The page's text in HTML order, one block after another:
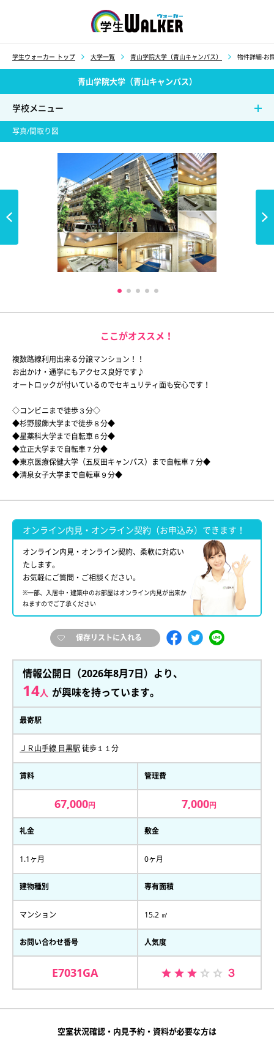
学生ウォーカー トップ 大学一覧 青山学院大学（青山キャンパス） 物件詳細-お
青山学院大学（青山キャンパス）
学校メニュー
写真/間取り図
ここがオススメ！
複数路線利用出来る分譲マンション！！
お出かけ・通学にもアクセス良好です♪
オートロックが付いているのでセキュリティ面も安心です！
◇コンビニまで徒歩３分◇
◆杉野服飾大学まで徒歩８分◆
◆星薬科大学まで自転車６分◆
◆立正大学まで自転車７分◆
◆東京医療保健大学（五反田キャンパス）まで自転車７分◆
◆清泉女子大学まで自転車９分◆
オンライン内見・オンライン契約（お申込み）できます！
オンライン内見・オンライン契約、柔軟に対応い
たします。
お気軽にご質問・ご相談ください。
※一部、入居中・建築中のお部屋はオンライン内見が出来か
ねますのでご了承ください
保存リストに入れる
情報公開日（2026年8月7日）より、
14人 が興味を持っています。
最寄駅
ＪＲ山手線 目黒駅 徒歩１１分
賃料
67,000円
管理費
7,000円
礼金
1.1ヶ月
敷金
0ヶ月
建物種別
マンション
専有面積
15.2 ㎡
お問い合わせ番号
E7031GA
人気度
３
空室状況確認・内見予約・資料が必要な方は